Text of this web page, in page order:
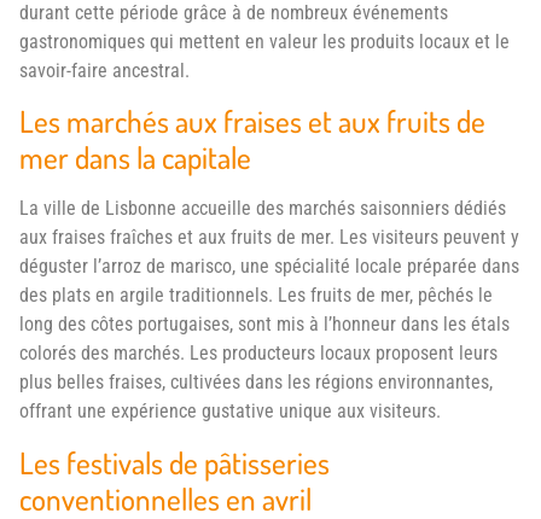
durant cette période grâce à de nombreux événements
gastronomiques qui mettent en valeur les produits locaux et le
savoir-faire ancestral.
Les marchés aux fraises et aux fruits de
mer dans la capitale
La ville de Lisbonne accueille des marchés saisonniers dédiés
aux fraises fraîches et aux fruits de mer. Les visiteurs peuvent y
déguster l’arroz de marisco, une spécialité locale préparée dans
des plats en argile traditionnels. Les fruits de mer, pêchés le
long des côtes portugaises, sont mis à l’honneur dans les étals
colorés des marchés. Les producteurs locaux proposent leurs
plus belles fraises, cultivées dans les régions environnantes,
offrant une expérience gustative unique aux visiteurs.
Les festivals de pâtisseries
conventionnelles en avril